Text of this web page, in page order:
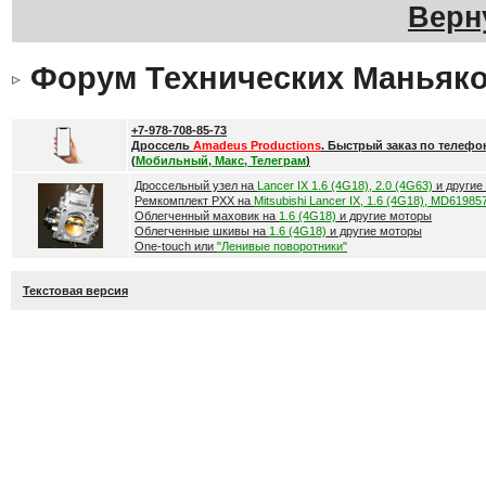
Форум Технических
+7-978-708-85-73
Дроссель Amadeus Productions. Быстрый заказ по
(Мобильный, Макс, Телеграм)
Дроссельный узел на Lancer IX 1.6 (4G18), 2.0 (4G63) и
Ремкомплект РХХ на Mitsubishi Lancer IX, 1.6 (4G18),
Облегченный маховик на 1.6 (4G18) и другие моторы
Облегченные шкивы на 1.6 (4G18) и другие моторы
One-touch или "Ленивые поворотники"
Текстовая версия